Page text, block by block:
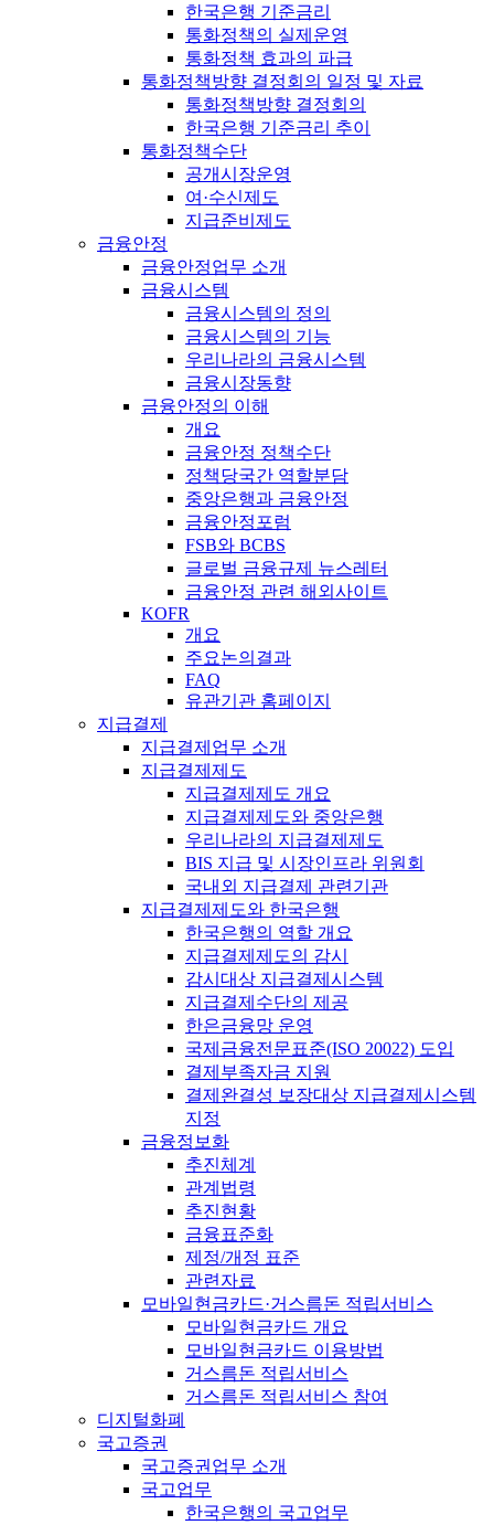
한국은행 기준금리
통화정책의 실제운영
통화정책 효과의 파급
통화정책방향 결정회의 일정 및 자료
통화정책방향 결정회의
한국은행 기준금리 추이
통화정책수단
공개시장운영
여·수신제도
지급준비제도
금융안정
금융안정업무 소개
금융시스템
금융시스템의 정의
금융시스템의 기능
우리나라의 금융시스템
금융시장동향
금융안정의 이해
개요
금융안정 정책수단
정책당국간 역할분담
중앙은행과 금융안정
금융안정포럼
FSB와 BCBS
글로벌 금융규제 뉴스레터
금융안정 관련 해외사이트
KOFR
개요
주요논의결과
FAQ
유관기관 홈페이지
지급결제
지급결제업무 소개
지급결제제도
지급결제제도 개요
지급결제제도와 중앙은행
우리나라의 지급결제제도
BIS 지급 및 시장인프라 위원회
국내외 지급결제 관련기관
지급결제제도와 한국은행
한국은행의 역할 개요
지급결제제도의 감시
감시대상 지급결제시스템
지급결제수단의 제공
한은금융망 운영
국제금융전문표준(ISO 20022) 도입
결제부족자금 지원
결제완결성 보장대상 지급결제시스템
지정
금융정보화
추진체계
관계법령
추진현황
금융표준화
제정/개정 표준
관련자료
모바일현금카드·거스름돈 적립서비스
모바일현금카드 개요
모바일현금카드 이용방법
거스름돈 적립서비스
거스름돈 적립서비스 참여
디지털화폐
국고증권
국고증권업무 소개
국고업무
한국은행의 국고업무